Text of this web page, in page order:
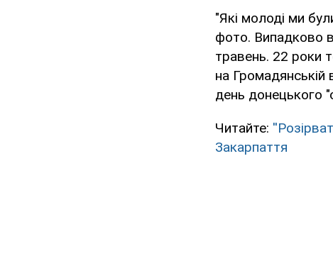
"Які молоді ми
фото. Випадково
травень. 22 роки
на Громадянській
день донецького
Читайте:
Закарпаття